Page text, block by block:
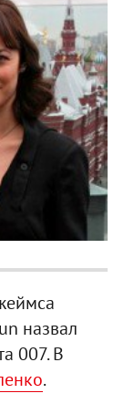
назвал
007. В
.